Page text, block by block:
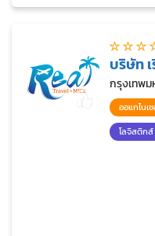
บริษัท
กรุงเทพม
ออแกไนเ
โลจิสติกส์